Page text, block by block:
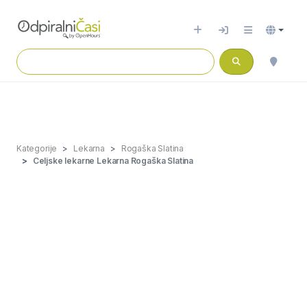
Kategorije Lekarna
Rogaška Slatina
Celjske lekarne Lekarna Rogaška Slatina